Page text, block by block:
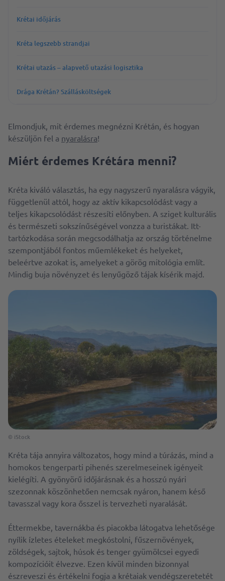
Krétai időjárás
Kréta legszebb strandjai
Krétai utazás – alapvető utazási logisztika
Drága Krétán? Szállásköltségek
Elmondjuk, mit érdemes megnézni Krétán, és hogyan
készüljön fel a nyaralásra!
Miért érdemes Krétára menni?
Kréta kiváló választás, ha egy nagyszerű nyaralásra vágyik,
függetlenül attól, hogy az aktív kikapcsolódást vagy a
teljes kikapcsolódást részesíti előnyben. A sziget kulturális
és természeti sokszínűségével vonzza a turistákat. Itt-
tartózkodása során megcsodálhatja az ország történelme
szempontjából fontos műemlékeket és helyeket,
beleértve azokat is, amelyeket a görög mitológia említ.
Mindig buja növényzet és lenyűgöző tájak kísérik majd.
© iStock
Kréta tája annyira változatos, hogy mind a túrázás, mind a
homokos tengerparti pihenés szerelmeseinek igényeit
kielégíti. A gyönyörű időjárásnak és a hosszú nyári
szezonnak köszönhetően nemcsak nyáron, hanem késő
tavasszal vagy kora ősszel is tervezheti nyaralását.
Éttermekbe, tavernákba és piacokba látogatva lehetősége
nyílik ízletes ételeket megkóstolni, fűszernövények,
zöldségek, sajtok, húsok és tenger gyümölcsei egyedi
kompozícióit élvezve. Ezen kívül minden bizonnyal
észreveszi és értékelni fogja a krétaiak vendégszeretetét